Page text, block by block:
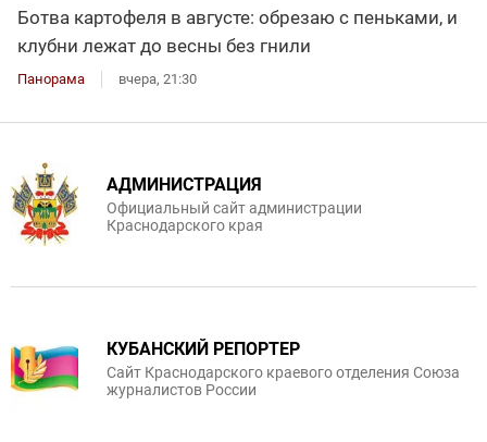
Ботва картофеля в августе: обрезаю с пеньками, и
клубни лежат до весны без гнили
Панорама вчера, 21:30
АДМИНИСТРАЦИЯ
Официальный сайт администрации
Краснодарского края
КУБАНСКИЙ РЕПОРТЕР
Сайт Краснодарского краевого отделения Союза
журналистов России